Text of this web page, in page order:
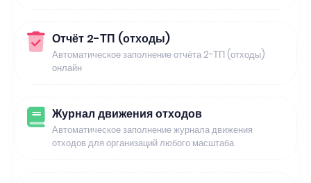
Отчёт 2-ТП (отходы)
Автоматическое заполнение отчёта 2-ТП (отходы)
онлайн
Журнал движения отходов
Автоматическое заполнение журнала движения
отходов для организаций любого масштаба